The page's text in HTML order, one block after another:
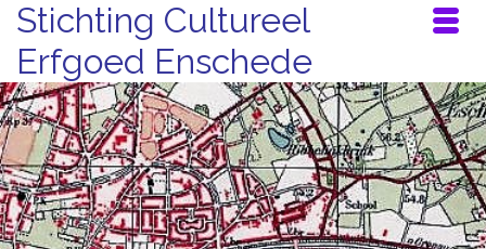
Stichting Cultureel
Erfgoed Enschede